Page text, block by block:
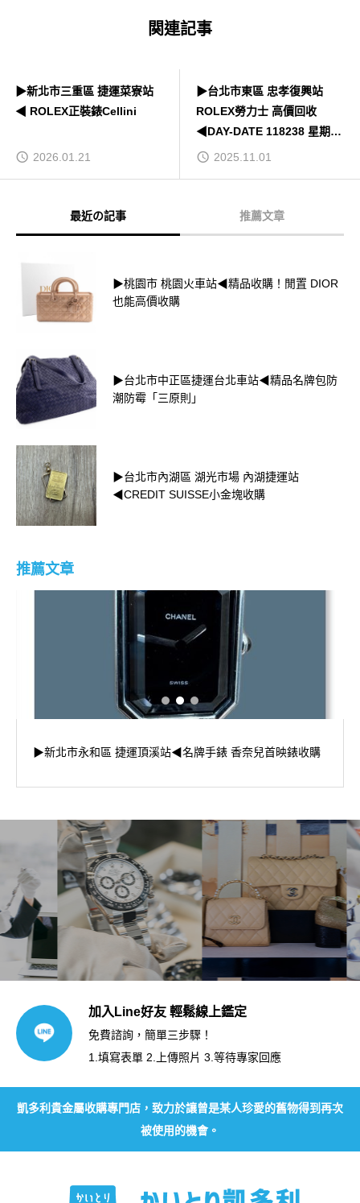
関連記事
▶新北市三重區 捷運菜寮站
◀ ROLEX正裝錶Cellini
2026.01.21
▶台北市東區 忠孝復興站
ROLEX勞力士 高價回收
◀DAY-DATE 118238 星期日
曆型 18K黃金 紅蟳男錶(後鑲
2025.11.01
最近の記事 推薦文章
▶桃園市 桃園火車站◀精品收購！閒置 DIOR
也能高價收購
▶台北市中正區捷運台北車站◀精品名牌包防
潮防霉「三原則」
▶台北市內湖區 湖光市場 內湖捷運站
◀CREDIT SUISSE小金塊收購
推薦文章
▶新北市永和區 捷運頂溪站◀名牌手錶 香奈兒首映錶收購
加入Line好友 輕鬆線上鑑定
免費諮詢，簡單三步驟！
1.填寫表單 2.上傳照片 3.等待專家回應
凱多利貴金屬收購專門店，致力於讓曾是某人珍愛的舊物得到再次
被使用的機會。